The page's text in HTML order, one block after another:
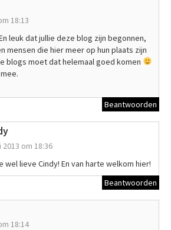
18:13
leuk dat jullie deze blog zijn begonnen,
mensen die hier meer op hun plaats zijn
blogs moet dat helemaal goed komen
Beantwoorden
2013 om 18:36
wel lieve Cindy! En van harte welkom hier!
Beantwoorden
18:14